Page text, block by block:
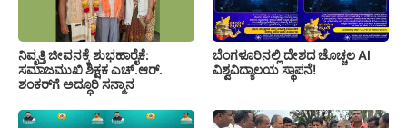
ನಿವೃತ್ತಿ ಜೀವನಕ್ಕೆ ಶುಭಹಾರೈಕೆ:
ಸಮಾಜಮುಖಿ ಶಿಕ್ಷಕ ಎಚ್.ಆರ್.
ಶಂಕರ್‌ಗೆ ಅದ್ಧೂರಿ ಸನ್ಮಾನ
ಬೆಂಗಳೂರಿನಲ್ಲಿ ದೇಶದ ಚೊಚ್ಚಲ AI
ವಿಶ್ವವಿದ್ಯಾಲಯ ಸ್ಥಾಪನೆ!